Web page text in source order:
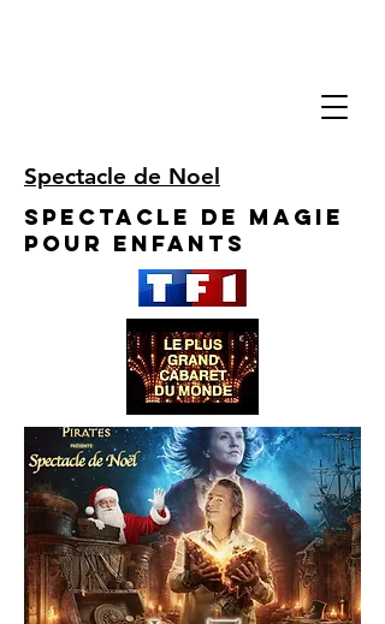
Spectacle de Noel
Spectacle de Magie
pour enfants